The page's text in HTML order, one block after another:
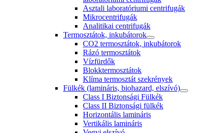
Asztali laboratóriumi centrifugák
Mikrocentrifugák
Analitikai centrifugák
Termosztátok, inkubátorok
CO2 termosztátok, inkubátorok
Rázó termosztátok
Vízfürdők
Blokktermosztátok
Klíma termosztát szekrények
Fülkék (lamináris, biohazard, elszívó)
Class I Biztonsági Fülkék
Class II Biztonsági fülkék
Horizontális lamináris
Vertikális lamináris